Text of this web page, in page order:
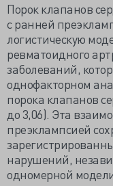
Порок клапанов
с ранней
логистическую
ревматоидного
заболеваний,
однофакторном
порока клапанов
до 3,06). Эта
преэклампсией
нарушений,
одномерной